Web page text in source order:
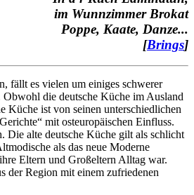
im Wunnzimmer Brokat
Poppe, Kaate, Danze...
[Brings]
fällt es vielen um einiges schwerer
die deutsche Küche im Ausland
Küche ist von seinen unterschiedlichen
mit osteuropäischen Einfluss.
Die alte deutsche Küche gilt als schlicht
als das neue Moderne
Eltern und Großeltern Alltag war.
der Region mit einem zufriedenen